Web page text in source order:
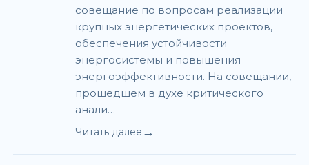
совещание по вопросам реализации
крупных энергетических проектов,
обеспечения устойчивости
энергосистемы и повышения
энергоэффективности. На совещании,
прошедшем в духе критического
анали…
Читать далее →